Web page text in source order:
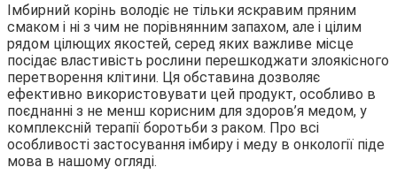
Імбирний корінь володіє не тільки яскравим пряним
смаком і ні з чим не порівнянним запахом, але і цілим
рядом цілющих якостей, серед яких важливе місце
посідає властивість рослини перешкоджати злоякісного
перетворення клітини. Ця обставина дозволяє
ефективно використовувати цей продукт, особливо в
поєднанні з не менш корисним для здоров’я медом, у
комплексній терапії боротьби з раком. Про всі
особливості застосування імбиру і меду в онкології піде
мова в нашому огляді.